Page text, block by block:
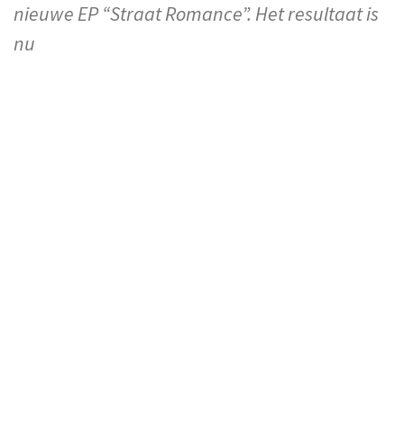
nieuwe EP “Straat Romance”. Het resultaat is
nu